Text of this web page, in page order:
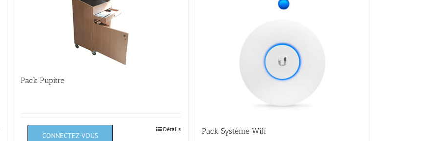
Pack Pupitre
Détails Pack Système Wifi